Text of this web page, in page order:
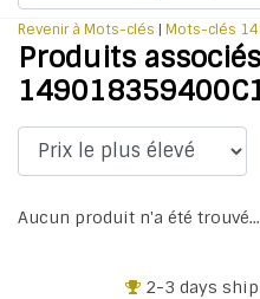
Revenir à Mots-clés | Mots-clés
Produits
Aucun produit n'a été trouvé...
2-3 days